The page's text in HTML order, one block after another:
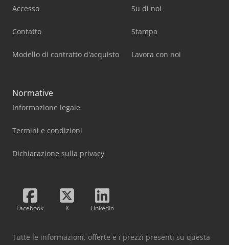
Accesso
Contatto
Modello di contratto d'acquisto
Su di noi
Stampa
Lavora con noi
Normative
Informazione legale
Termini e condizioni
Dichiarazione sulla privacy
Facebook X LinkedIn
Tutte le informazioni, offerte e i prezzi presenti su questa